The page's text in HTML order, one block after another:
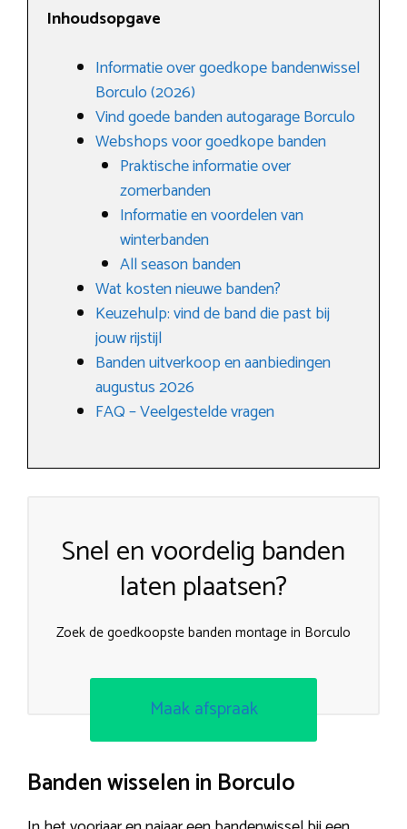
Inhoudsopgave
Informatie over goedkope bandenwissel
Borculo (2026)
Vind goede banden autogarage Borculo
Webshops voor goedkope banden
Praktische informatie over
zomerbanden
Informatie en voordelen van
winterbanden
All season banden
Wat kosten nieuwe banden?
Keuzehulp: vind de band die past bij
jouw rijstijl
Banden uitverkoop en aanbiedingen
augustus 2026
FAQ – Veelgestelde vragen
Snel en voordelig banden
laten plaatsen?
Zoek de goedkoopste banden montage in Borculo
Maak afspraak
Banden wisselen in Borculo